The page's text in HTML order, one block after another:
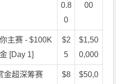
0.8
0
00
主赛 - $100K
[Day 1]
$2
5
$1,50
0,000
金超深筹赛
$8
$50,0